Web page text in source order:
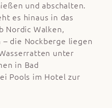
und abschalten.
es hinaus in das
Nordic Walken,
die Nockberge liegen
unter
in Bad
Pools im Hotel zur